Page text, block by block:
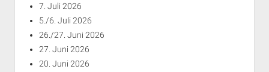
7. Juli 2026
5./6. Juli 2026
26./27. Juni 2026
27. Juni 2026
20. Juni 2026